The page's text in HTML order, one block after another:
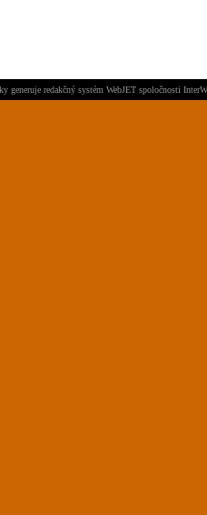
generuje redakčný systém WebJET spoločnosti